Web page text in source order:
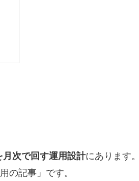
次で回す運用設計にあります
の記事」です。